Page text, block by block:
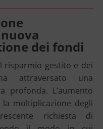
dei fondi
risparmio gestito e dei
attraversato una
profonda. L’aumento
moltiplicazione degli
richiesta di